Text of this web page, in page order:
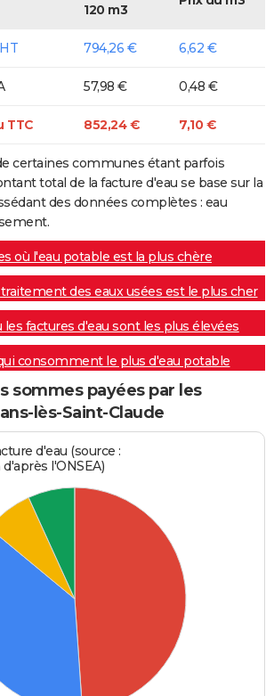
120 m3
794,26 € 6,62 €
57,98 € 0,48 €
TTC 852,24 € 7,10 €
certaines communes étant parfois
total de la facture d'eau se base sur la
des données complètes : eau
où l'eau potable est la plus chère
des eaux usées est le plus cher
les factures d'eau sont les plus élevées
consomment le plus d'eau potable
sommes payées par les
lès-Saint-Claude
d'eau (source :
l'ONSEA)